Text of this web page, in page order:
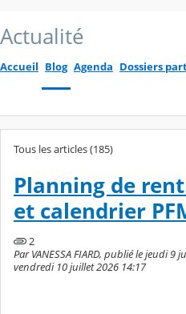
Actualité
Accueil Blog Agenda Dossiers
Tous les articles (185)
Planning de
et calendrier
2
Par VANESSA FIARD, publié le jeudi
vendredi 10 juillet 2026 14:17